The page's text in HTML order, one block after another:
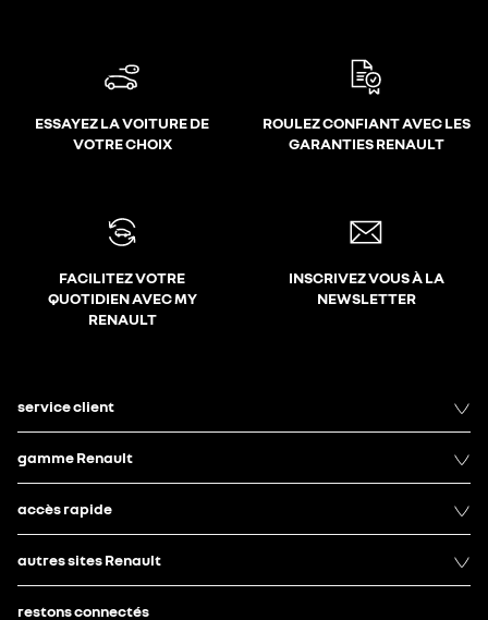
ESSAYEZ LA VOITURE DE
VOTRE CHOIX
ROULEZ CONFIANT AVEC LES
GARANTIES RENAULT
FACILITEZ VOTRE
QUOTIDIEN AVEC MY
RENAULT
INSCRIVEZ VOUS À LA
NEWSLETTER
service client
gamme Renault
accès rapide
autres sites Renault
restons connectés